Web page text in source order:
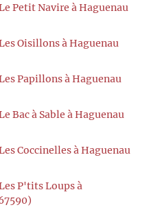
Petit Navire à Haguenau
Oisillons à Haguenau
Papillons à Haguenau
Bac à Sable à Haguenau
Coccinelles à Haguenau
P'tits Loups à